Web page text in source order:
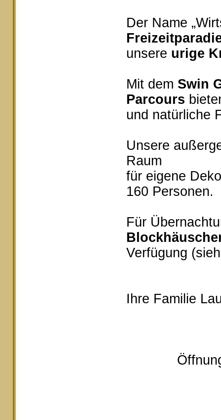
Der Name
unsere urige
Mit dem Swin
Parcours
und natürliche
Unsere
Raum
für eigene
160 Personen.
Für
Verfügung
Ihre Familie